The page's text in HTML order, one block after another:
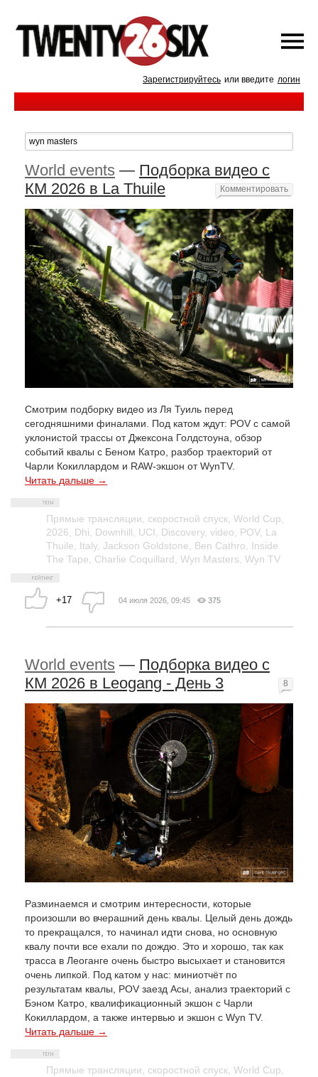
Зарегистрируйтесь или введите логин
World events — Подборка видео с
КМ 2026 в La Thuile
Смотрим подборку видео из Ля Туиль перед
сегодняшними финалами. Под катом ждут: POV с самой
уклонистой трассы от Джексона Голдстоуна, обзор
событий квалы с Беном Катро, разбор траекторий от
Чарли Кокиллардом и RAW-экшон от WynTV.
Читать дальше →
Прямые трансляции скоростной спуск World Cup
2026
Dhi Downhill UCI Discovery, video POV, La
Thuile
Italy, Jackson Goldstone Ben Cathro
Inside
The Tape
Charlie Coquillard Wyn Masters Wyn TV
+17
Комментировать
04 июля 2026, 09:45 375
World events — Подборка видео с
КМ 2026 в Leogang - День 3
Разминаемся и смотрим интересности, которые
произошли во вчерашний день квалы. Целый день дождь
то прекращался, то начинал идти снова, но основную
квалу почти все ехали по дождю. Это и хорошо, так как
трасса в Леоганге очень быстро высыхает и становится
очень липкой. Под катом у нас: миниотчёт по
результатам квалы, POV заезд Асы, анализ траекторий с
Бэном Катро, квалификационный экшон с Чарли
Кокиллардом, а также интервью и экшон с Wyn TV.
Читать дальше →
Прямые трансляции скоростной спуск World Cup
8